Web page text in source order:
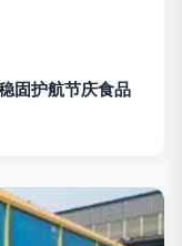
固护航节庆食品